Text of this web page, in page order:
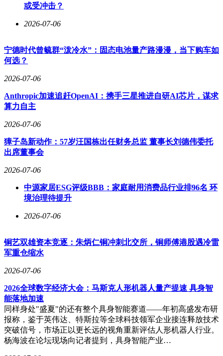
或受冲击？
2026-07-06
宁德时代曾毓群“泼冷水”：固态电池量产路漫漫，当下购车如
何选？
2026-07-06
Anthropic加速追赶OpenAI：携手三星推进自研AI芯片，谋求
算力自主
2026-07-06
獐子岛新动作：57岁汪国栋出任财务总监 董事长刘德伟委托
出席董事会
2026-07-06
中源家居ESG评级BBB：家庭耐用消费品行业排96名 环
境治理待提升
2026-07-06
铜艺双雄资本竞逐：朱炳仁铜冲刺北交所，铜师傅港股遇冷雷
军重仓缩水
2026-07-06
2026全球数字经济大会：马斯克人形机器人量产提速 具身智
能落地加速
同样身处"盛夏"的还有整个具身智能赛道——年初高盛发布研
报称，鉴于英伟达、特斯拉等全球科技领军企业接连释放技术
突破信号，市场正以更长远的视角重新评估人形机器人行业。
杨海波在论坛现场向记者提到，具身智能产业…